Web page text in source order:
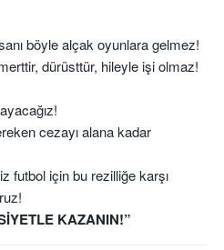
böyle alçak oyunlara gelmez!
dürüsttür, hileyle işi olmaz!
cezayı alana kadar
futbol için bu rezilliğe karşı
KAZANIN!”